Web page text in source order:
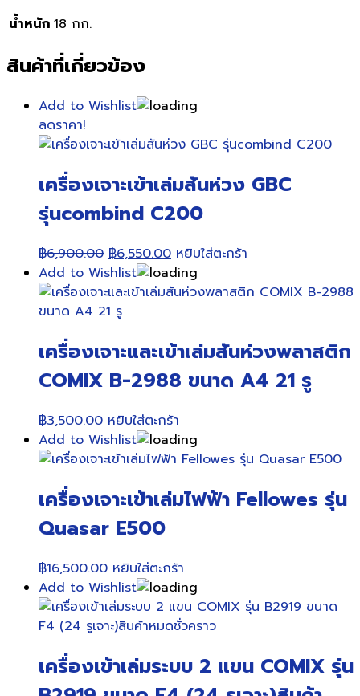
น้ำหนัก 18 กก.
สินค้าที่เกี่ยวข้อง
Add to Wishlist
ลดราคา!
เครื่องเจาะเข้าเล่มสันห่วง GBC
รุ่นcombind C200
฿6,900.00 Original
price
was:
฿6,900.00.
฿6,550.00Current
price
is:
หยิบใส่ตะกร้า
Add to Wishlist
เครื่องเจาะและเข้าเล่มสันห่วงพลาสติก
COMIX B-2988 ขนาด A4 21 รู
฿3,500.00 หยิบใส่ตะกร้า
Add to Wishlist
เครื่องเจาะเข้าเล่มไฟฟ้า Fellowes รุ่น
Quasar E500
฿16,500.00 หยิบใส่ตะกร้า
Add to Wishlist
เครื่องเข้าเล่มระบบ 2 แขน COMIX รุ่น